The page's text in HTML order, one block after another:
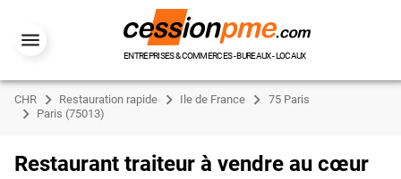
ENTREPRISES & COMMERCES - BUREAUX - LOCAUX
CHR Restauration rapide Ile de France
75 Paris
Paris (75013)
Restaurant traiteur à vendre au cœur